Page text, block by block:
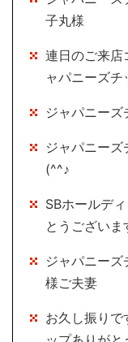
子丸様
連日のご来
ャパニーズ
ジャパニー
ジャパニー
(^^♪
SBホールデ
とうござい
ジャパニー
様ご夫妻
お久し振り